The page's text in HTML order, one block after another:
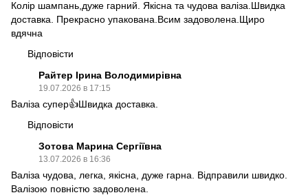
Колір шампань,дуже гарний. Якісна та чудова валіза.Швидка
доставка. Прекрасно упакована.Всим задоволена.Щиро
вдячна
Відповісти
Райтер Ірина Володимирівна
19.07.2026 в 17:15
Валіза супер👍Швидка доставка.
Відповісти
Зотова Марина Сергіївна
13.07.2026 в 16:36
Валіза чудова, легка, якісна, дуже гарна. Відправили швидко.
Валізою повністю задоволена.